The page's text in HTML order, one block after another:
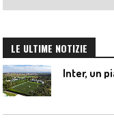
LE ULTIME NOTIZIE